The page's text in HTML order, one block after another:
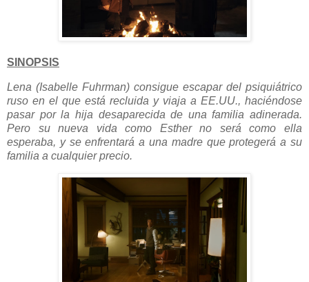
SINOPSIS
Lena (Isabelle Fuhrman) consigue escapar del psiquiátrico
ruso en el que está recluida y viaja a EE.UU., haciéndose
pasar por la hija desaparecida de una familia adinerada.
Pero su nueva vida como Esther no será como ella
esperaba, y se enfrentará a una madre que protegerá a su
familia a cualquier precio.